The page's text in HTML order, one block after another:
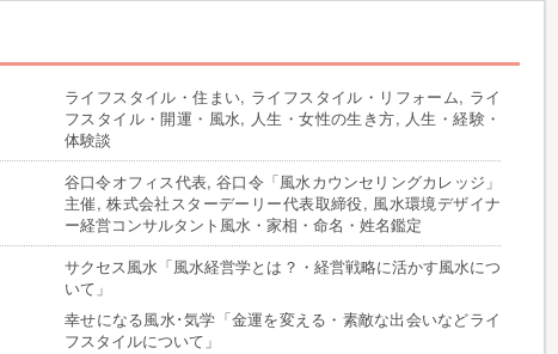
ライフスタイル・住まい, ライフスタイル・リフォーム, ライ
フスタイル・開運・風水, 人生・女性の生き方, 人生・経験・
体験談
谷口令オフィス代表, 谷口令「風水カウンセリングカレッジ」
主催, 株式会社スターデーリー代表取締役, 風水環境デザイナ
ー経営コンサルタント風水・家相・命名・姓名鑑定
サクセス風水「風水経営学とは？・経営戦略に活かす風水につ
いて」
幸せになる風水･気学「金運を変える・素敵な出会いなどライ
フスタイルについて」